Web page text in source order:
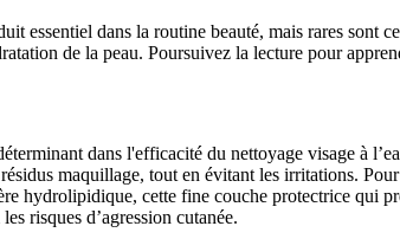
essentiel dans la routine beauté, mais rares
de la peau. Poursuivez la lecture pour
dans l'efficacité du nettoyage visage à
maquillage, tout en évitant les irritations.
hydrolipidique, cette fine couche protectrice qui
risques d’agression cutanée.